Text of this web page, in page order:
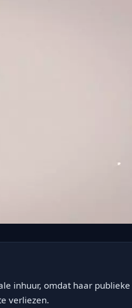
inhuur, omdat haar publieke
verliezen.